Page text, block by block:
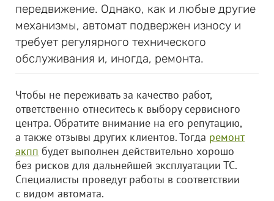
передвижение. Однако, как и любые другие
механизмы, автомат подвержен износу и
требует регулярного технического
обслуживания и, иногда, ремонта.
Чтобы не переживать за качество работ,
ответственно отнеситесь к выбору сервисного
центра. Обратите внимание на его репутацию,
а также отзывы других клиентов. Тогда ремонт
акпп будет выполнен действительно хорошо
без рисков для дальнейшей эксплуатации ТС.
Специалисты проведут работы в соответствии
с видом автомата.